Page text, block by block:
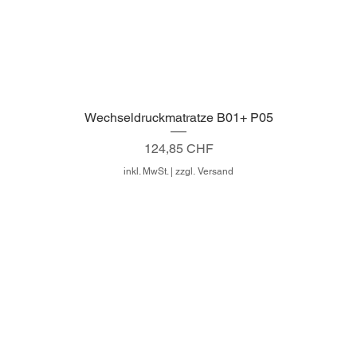
Schnellansicht
Wechseldruckmatratze B01+ P05
Preis
124,85 CHF
inkl. MwSt. | zzgl. Versand